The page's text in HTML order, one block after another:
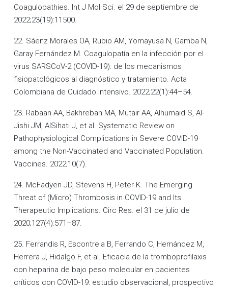
Coagulopathies. Int J Mol Sci. el 29 de septiembre de
2022;23(19):11500.
22. Sáenz Morales OA, Rubio AM, Yomayusa N, Gamba N,
Garay Fernández M. Coagulopatía en la infección por el
virus SARSCoV-2 (COVID-19): de los mecanismos
fisiopatológicos al diagnóstico y tratamiento. Acta
Colombiana de Cuidado Intensivo. 2022;22(1):44–54.
23. Rabaan AA, Bakhrebah MA, Mutair AA, Alhumaid S, Al-
Jishi JM, AlSihati J, et al. Systematic Review on
Pathophysiological Complications in Severe COVID-19
among the Non-Vaccinated and Vaccinated Population.
Vaccines. 2022;10(7).
24. McFadyen JD, Stevens H, Peter K. The Emerging
Threat of (Micro) Thrombosis in COVID-19 and Its
Therapeutic Implications. Circ Res. el 31 de julio de
2020;127(4):571–87.
25. Ferrandis R, Escontrela B, Ferrando C, Hernández M,
Herrera J, Hidalgo F, et al. Eficacia de la tromboprofilaxis
con heparina de bajo peso molecular en pacientes
críticos con COVID-19: estudio observacional, prospectivo